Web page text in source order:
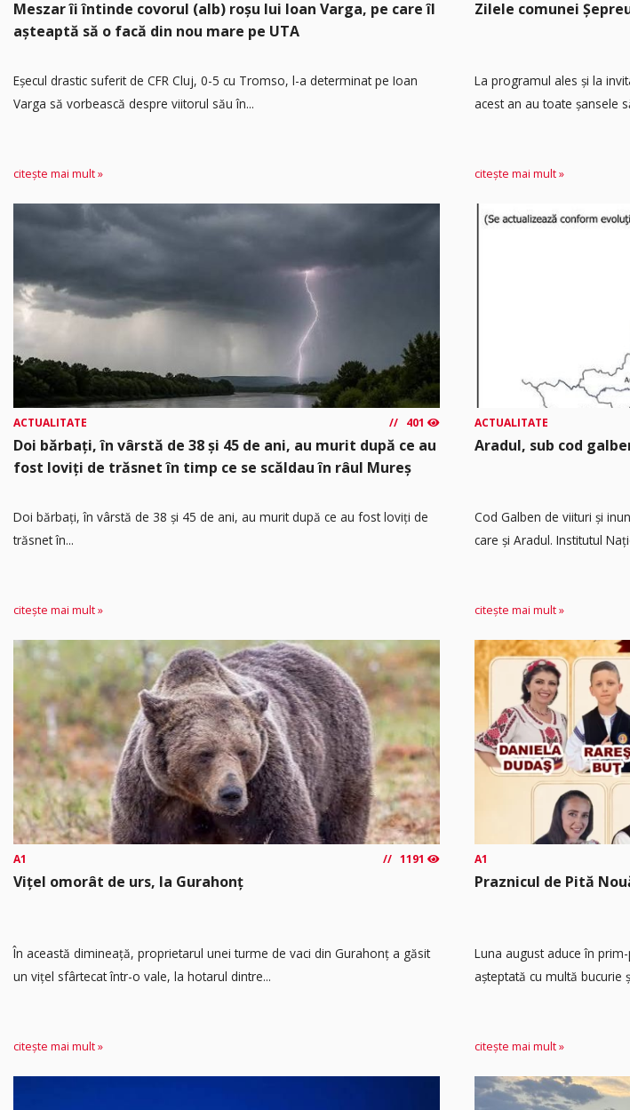
Meszar îi întinde covorul (alb) roșu lui Ioan Varga, pe care îl
așteaptă să o facă din nou mare pe UTA
Eșecul drastic suferit de CFR Cluj, 0-5 cu Tromso, l-a determinat pe Ioan
Varga să vorbească despre viitorul său în...
citește mai mult »
Zilele comunei
La programul ales și la
acest an au toate șansele
citește mai mult »
ACTUALITATE 401
Doi bărbați, în vârstă de 38 și 45 de ani, au murit după ce au
fost loviți de trăsnet în timp ce se scăldau în râul Mureș
Doi bărbați, în vârstă de 38 și 45 de ani, au murit după ce au fost loviți de
trăsnet în...
citește mai mult »
ACTUALITATE
Aradul, sub cod
Cod Galben de viituri și
care și Aradul. Institutul
citește mai mult »
A1 1191
Vițel omorât de urs, la Gurahonț
În această dimineață, proprietarul unei turme de vaci din Gurahonț a găsit
un vițel sfârtecat într-o vale, la hotarul dintre...
citește mai mult »
A1
Praznicul de Pită
Luna august aduce în
așteptată cu multă bucurie
citește mai mult »